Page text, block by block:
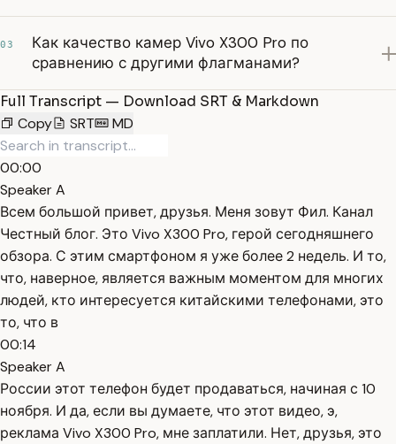
03
Как качество камер Vivo X300 Pro по
сравнению с другими флагманами?
Full Transcript — Download SRT & Markdown
Copy
SRT MD
00:00
Speaker A
Всем большой привет, друзья. Меня зовут Фил. Канал
Честный блог. Это Vivo X300 Pro, герой сегодняшнего
обзора. С этим смартфоном я уже более 2 недель. И то,
что, наверное, является важным моментом для многих
людей, кто интересуется китайскими телефонами, это
то, что в
00:14
Speaker A
России этот телефон будет продаваться, начиная с 10
ноября. И да, если вы думаете, что этот видео, э,
реклама Vivo X300 Pro, мне заплатили. Нет, друзья, это